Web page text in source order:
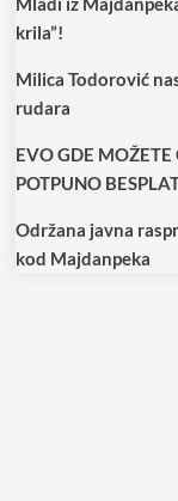
krila”!
Milica Todorović
rudara
EVO GDE MOŽETE
POTPUNO
Održana javna
kod Majdanpeka